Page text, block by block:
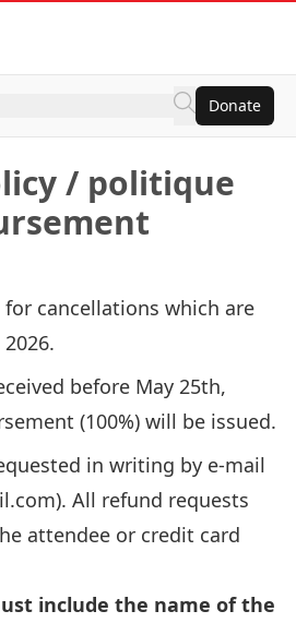
Donate
/ politique
for cancellations which are
before May 25th,
(100%) will be issued.
in writing by e-mail
All refund requests
attendee or credit card
include the name of the